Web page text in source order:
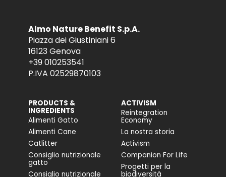
Almo Nature Benefit S.p.A.
Piazza dei Giustiniani 6
16123 Genova
+39 010253541
P.IVA 02529870103
PRODUCTS &
INGREDIENTS
Alimenti Gatto
Alimenti Cane
Catlitter
Consiglio nutrizionale
gatto
Consiglio nutrizionale
ACTIVISM
Reintegration
Economy
La nostra storia
Activism
Companion For Life
Progetti per la
biodiversità